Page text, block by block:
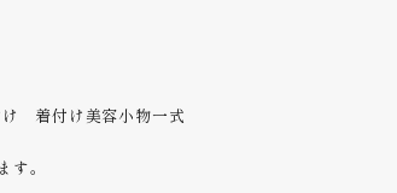
着付け美容小物一式
。